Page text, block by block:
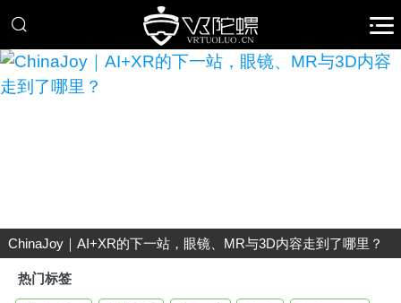
ChinaJoy｜AI+XR的下一站，眼镜、MR与3D内容走到了哪里？
热门标签